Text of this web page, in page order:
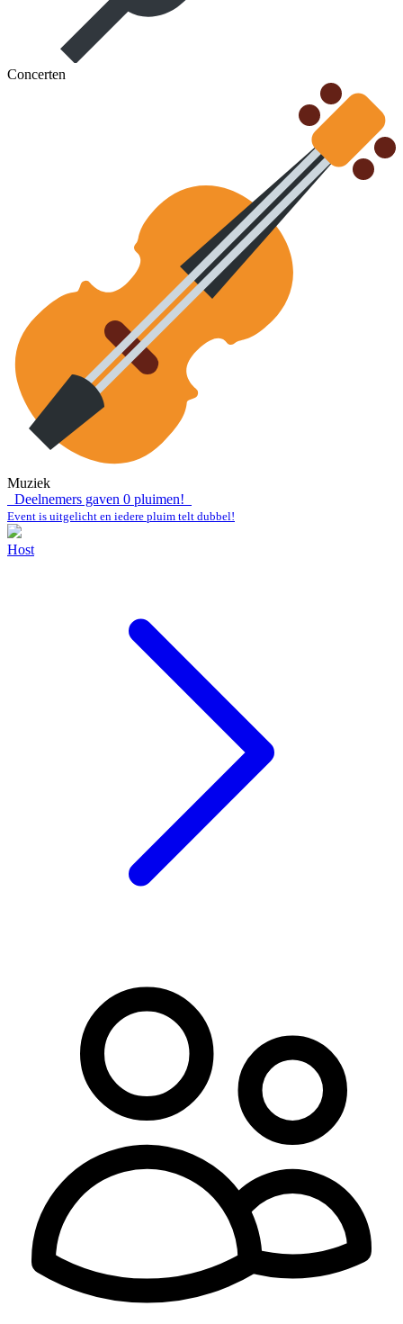
Concerten
Muziek
Deelnemers gaven 0 pluimen!
Event is uitgelicht en iedere pluim telt dubbel!
Host